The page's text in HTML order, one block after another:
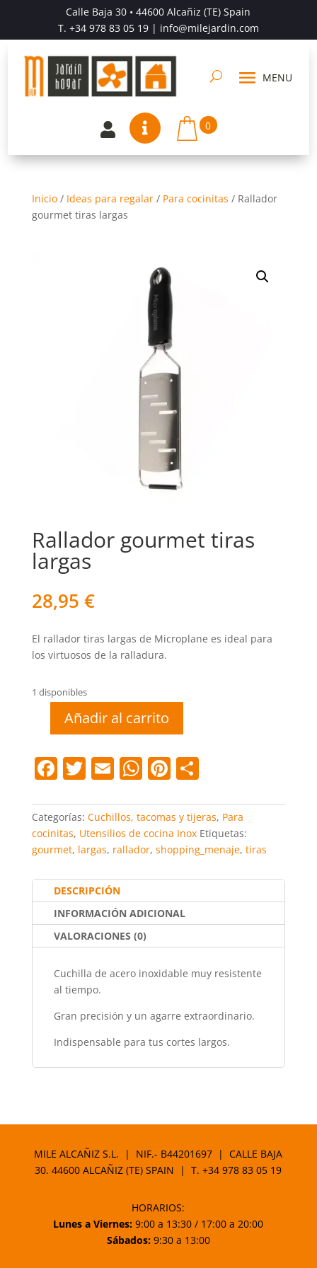
Calle Baja 30 • 44600 Alcañiz (TE) Spain
T. +34 978 83 05 19| info@milejardin.com
  0
Inicio/ Ideas para regalar/ Para cocinitas / Rallador
gourmet tiras largas
Rallador gourmet tiras
largas
28,95 €
El rallador tiras largas de Microplane es ideal para
los virtuosos de la ralladura.
1 disponibles
Rallador
tiras
largas
Añadir al carrito
F
c
e
b
o
o
k
T
itt
er
E
ai
l
W
at
s
A
p
p
Pi
er
e
st
C
m
p
ar
tir
Categorías: Cuchillos, tacomas y tijeras, Para
cocinitas, Utensilios de cocina Inox Etiquetas:
gourmet, largas, rallador, shopping_menaje, tiras
DESCRIPCIÓN
INFORMACIÓN ADICIONAL
VALORACIONES (0)
Cuchilla de acero inoxidable muy resistente
al tiempo.
Gran precisión y un agarre extraordinario.
Indispensable para tus cortes largos.
MILE ALCAÑIZ S.L. | NIF.- B44201697 | CALLE BAJA
30. 44600 ALCAÑIZ (TE) SPAIN | T.+34 978 83 05 19
HORARIOS:
Lunes a Viernes: 9:00 a 13:30 / 17:00 a 20:00
Sábados:9:30 a 13:00